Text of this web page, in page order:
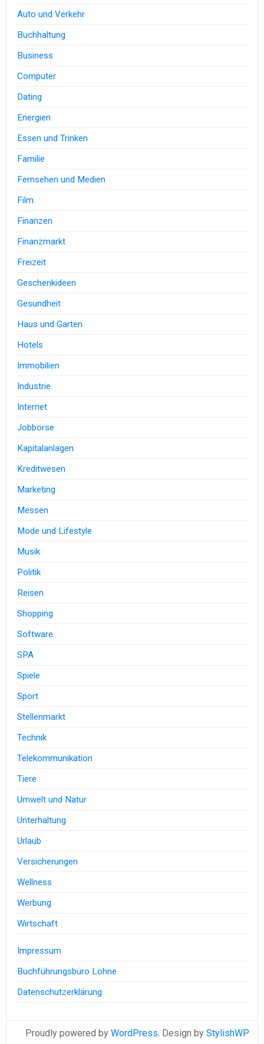
Auto und Verkehr
Buchhaltung
Business
Computer
Dating
Energien
Essen und Trinken
Familie
Fernsehen und Medien
Film
Finanzen
Finanzmarkt
Freizeit
Geschenkideen
Gesundheit
Haus und Garten
Hotels
Immobilien
Industrie
Internet
Jobbörse
Kapitalanlagen
Kreditwesen
Marketing
Messen
Mode und Lifestyle
Musik
Politik
Reisen
Shopping
Software
SPA
Spiele
Sport
Stellenmarkt
Technik
Telekommunikation
Tiere
Umwelt und Natur
Unterhaltung
Urlaub
Versicherungen
Wellness
Werbung
Wirtschaft
Impressum
Buchführungsbüro Löhne
Datenschutzerklärung
Proudly powered by WordPress. Design by StylishWP